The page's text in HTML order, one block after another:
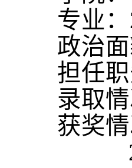
专业 ：
政治面
担任职
录取
获奖情